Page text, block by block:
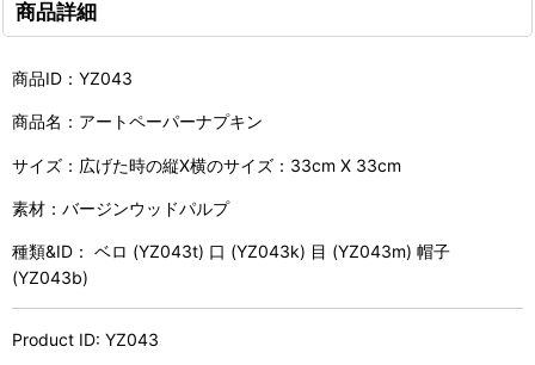
商品詳細
商品ID：YZ043
商品名：アートペーパーナプキン
サイズ：広げた時の縦X横のサイズ：33cm X 33cm
素材：バージンウッドパルプ
種類&ID： ベロ (YZ043t) 口 (YZ043k) 目 (YZ043m) 帽子
(YZ043b)
Product ID: YZ043